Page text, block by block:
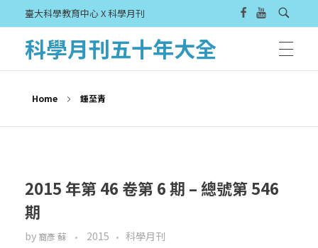
臺大科學教育中心 X 科學月刊
科學月刊五十年大全
Home 鍾至青
2015 年第 46 卷第 6 期 – 總號第 546
期
by 裔彥 蘇 2015 科學月刊